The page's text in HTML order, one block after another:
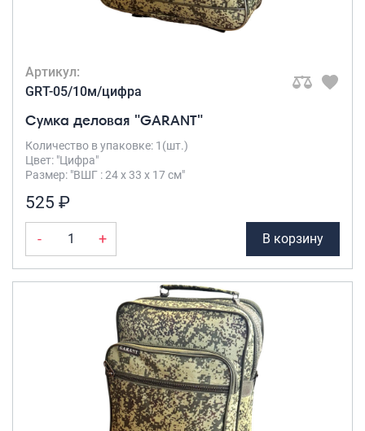
Артикул:
GRT-05/10м/цифра
Сумка деловая "GARANT"
Количество в упаковке: 1(шт.)
Цвет: "Цифра"
Размер: "ВШГ : 24 х 33 х 17 см"
525 ₽
- + В корзину